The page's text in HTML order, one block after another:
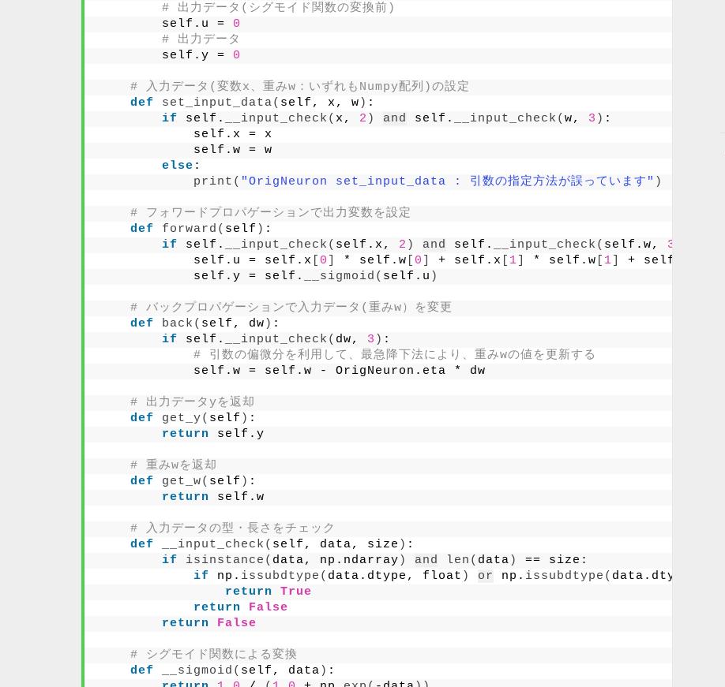
# 出力データ(シグモイド関数の変換前)
        self.u =
0
# 出力データ
        self.y =
0
# 入力データ(変数x、重みw：いずれもNumpy配列)の設定
def
set_input_data( self, x, w ) :
if self. __input_check ( x, 2 ) and self. __input_check ( w, 3 ) :
            self.x = x
            self.w = w
else :
print ( "OrigNeuron set_input_data : 引数の指定方法が誤っています" )
# フォワードプロパゲーションで出力変数を設定
def
forward ( self ) :
if self. __input_check ( self.x, 2 ) and self. __input_check ( self.w, 3
            self.u = self.x
0 * self.w 0 + self.x 1 * self.w 1 + self.w
            self.y = self.
__sigmoid ( self.u )
# バックプロパゲーションで入力データ(重みw）を変更
def
back ( self, dw ) :
if self. __input_check ( dw, 3 ) :
# 引数の偏微分を利用して、最急降下法により、重みwの値を更新する
            self.w = self.w - OrigNeuron.eta * dw
# 出力データyを返却
def
get_y( self ) :
return self.y
# 重みwを返却
def
get_w( self ) :
return self.w
# 入力データの型・長さをチェック
def
__input_check ( self, data, size ) :
if
isinstance ( data, np.ndarray ) and len ( data )
== size:
if np. issubdtype ( data.dtype, float ) or np. issubdtype ( data.dtype, int
return
True
return
False
return
False
# シグモイド関数による変換
def
__sigmoid ( self, data ) :